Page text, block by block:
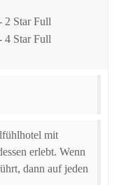
mit
erlebt. Wenn
dann auf jeden